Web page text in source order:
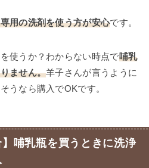
用の洗剤を使う方が安心です。
使うか？わからない時点で哺乳
ません。羊子さんが言うように
うなら購入でOKです。
】哺乳瓶を買うときに洗浄